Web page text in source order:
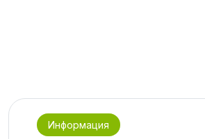
Информация